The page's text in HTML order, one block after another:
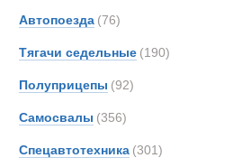
Автопоезда (76)
Тягачи седельные (190)
Полуприцепы (92)
Самосвалы (356)
Спецавтотехника (301)